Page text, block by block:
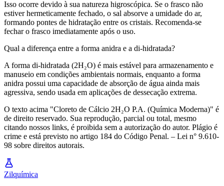
Isso ocorre devido à sua natureza higroscópica. Se o frasco não
estiver hermeticamente fechado, o sal absorve a umidade do ar,
formando pontes de hidratação entre os cristais. Recomenda-se
fechar o frasco imediatamente após o uso.
Qual a diferença entre a forma anidra e a di-hidratada?
A forma di-hidratada (2H₂O) é mais estável para armazenamento e
manuseio em condições ambientais normais, enquanto a forma
anidra possui uma capacidade de absorção de água ainda mais
agressiva, sendo usada em aplicações de dessecação extrema.
O texto acima "Cloreto de Cálcio 2H₂O P.A. (Química Moderna)" é
de direito reservado. Sua reprodução, parcial ou total, mesmo
citando nossos links, é proibida sem a autorização do autor. Plágio é
crime e está previsto no artigo 184 do Código Penal. – Lei n° 9.610-
98 sobre direitos autorais.
Zilquímica